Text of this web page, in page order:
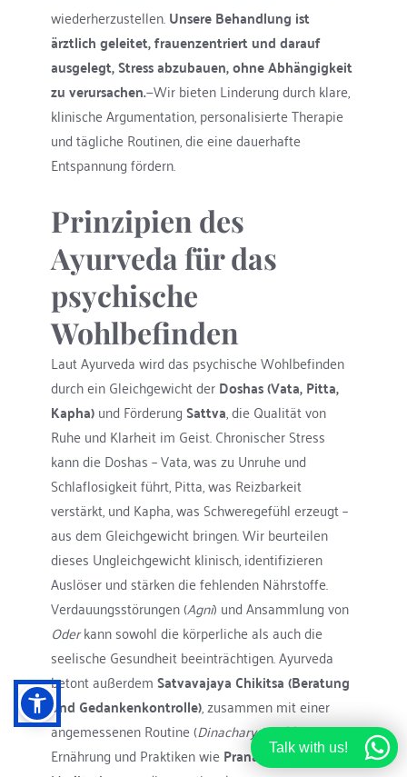
wiederherzustellen. Unsere Behandlung ist
ärztlich geleitet, frauenzentriert und darauf
ausgelegt, Stress abzubauen, ohne Abhängigkeit
zu verursachen.—Wir bieten Linderung durch klare,
klinische Argumentation, personalisierte Therapie
und tägliche Routinen, die eine dauerhafte
Entspannung fördern.
Prinzipien des
Ayurveda für das
psychische
Wohlbefinden
Laut Ayurveda wird das psychische Wohlbefinden
durch ein Gleichgewicht der Doshas (Vata, Pitta,
Kapha) und Förderung Sattva, die Qualität von
Ruhe und Klarheit im Geist. Chronischer Stress
kann die Doshas – Vata, was zu Unruhe und
Schlaflosigkeit führt, Pitta, was Reizbarkeit
verstärkt, und Kapha, was Schweregefühl erzeugt –
aus dem Gleichgewicht bringen. Wir beurteilen
dieses Ungleichgewicht klinisch, identifizieren
Auslöser und stärken die fehlenden Nährstoffe.
Verdauungsstörungen (Agni
) und Ansammlung von
Oder kann sowohl die körperliche als auch die
seelische Gesundheit beeinträchtigen. Ayurveda
betont außerdem Satvavajaya Chikitsa (Beratung
und Gedankenkontrolle), zusammen mit einer
angemessenen Routine (Dinacharya), Schlaf,
Ernährung und Praktiken wie Pranayama und
Talk with us!